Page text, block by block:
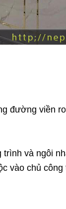
đường viền
và ngôi
vào chủ